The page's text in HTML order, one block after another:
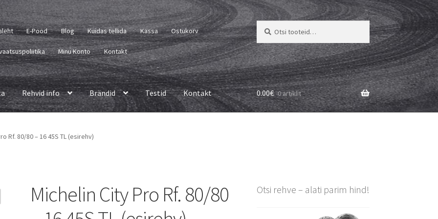
E-Pood Blog Kuidas tellida Kassa Ostukorv
Minu Konto Kontakt
Otsi:
Otsi
Rehvid info Brändid Testid Kontakt 0.00€ 0 artiklit
Rf. 80/80 – 16 45S TL (esirehv)
Michelin City Pro Rf. 80/80
Otsi rehve – alati parim hind!